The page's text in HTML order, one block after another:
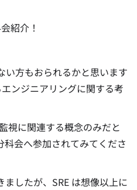
紹介！
い方もおられるかと思います
ンジニアリングに関する考
視に関連する概念のみだと
会へ参加されてみてくださ
したが、SRE は想像以上に